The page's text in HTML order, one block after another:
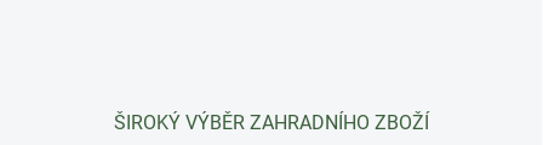
ŠIROKÝ VÝBĚR ZAHRADNÍHO ZBOŽÍ